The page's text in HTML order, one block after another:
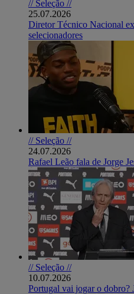
// Seleção //
25.07.2026
Diretor Técnico Nacional
selecionadores
// Seleção //
24.07.2026
Rafael Leão fala de Jorge
// Seleção //
10.07.2026
Portugal vai jogar o dobro?